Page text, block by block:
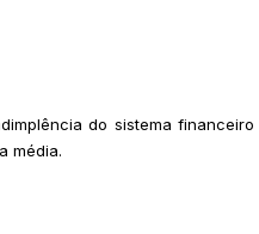
do sistema financeiro
média.